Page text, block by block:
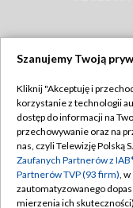
Abonament TVP
Emisja w TVP
Centrum
Szanujemy Twoją
Kliknij "Akceptuję i
korzystanie z technologii
dostęp do informacji na
przechowywanie oraz na
nas, czyli Telewizję Polską
Zaufanych Partnerów z
Partnerów TVP (93 firm),
zautomatyzowanego
mierzenia ich